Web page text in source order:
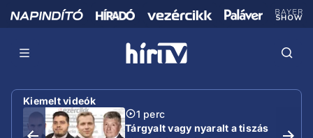
Kiemelt videók
1 perc
Tárgyalt vagy nyaralt a tiszás